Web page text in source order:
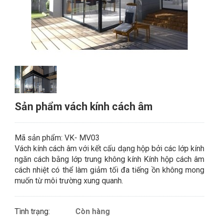
Sản phẩm vách kính cách âm
Mã sản phẩm: VK- MV03
Vách kính cách âm với kết cấu dạng hộp bởi các lớp kính
ngăn cách bằng lớp trung không kính Kính hộp cách âm
cách nhiệt có thể làm giảm tối đa tiếng ồn không mong
muốn từ môi trường xung quanh.
Tình trạng: Còn hàng